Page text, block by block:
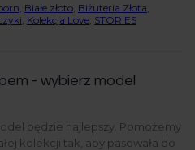
Białe złoto Biżuteria Złota
Kolekcja Love STORIES
- wybierz model
będzie najlepszy. Pomożemy
kolekcji tak, aby pasowała do